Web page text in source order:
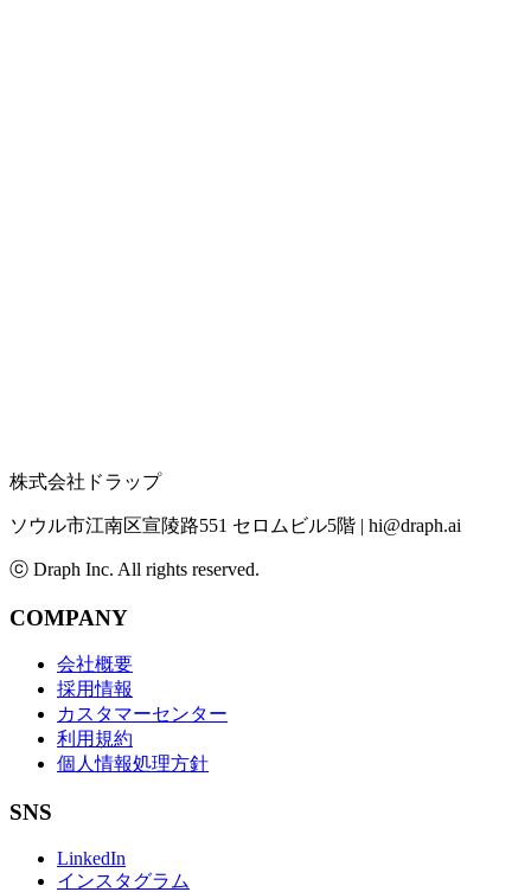
株式会社ドラップ
ソウル市江南区宣陵路551 セロムビル5階 | hi@draph.ai
ⓒ Draph Inc. All rights reserved.
COMPANY
会社概要
採用情報
カスタマーセンター
利用規約
個人情報処理方針
SNS
LinkedIn
インスタグラム